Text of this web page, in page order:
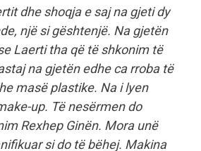
dhe shoqja e saj na gjeti dy
një si gështenjë. Na gjetën
Laerti tha që të shkonim të
na gjetën edhe ca rroba të
masë plastike. Na i lyen
up. Të nesërmen do
Rexhep Ginën. Mora unë
si do të bëhej. Makina